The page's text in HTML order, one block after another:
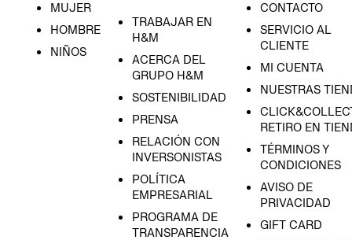
MUJER
HOMBRE
NIÑOS
TRABAJAR EN
H&M
ACERCA DEL
GRUPO H&M
SOSTENIBILIDAD
PRENSA
RELACIÓN CON
INVERSONISTAS
POLÍTICA
EMPRESARIAL
PROGRAMA DE
TRANSPARENCIA
CONTACTO
SERVICIO AL
CLIENTE
MI CUENTA
NUESTRAS
RETIRO EN
TÉRMINOS Y
CONDICIONES
AVISO DE
PRIVACIDAD
GIFT CARD